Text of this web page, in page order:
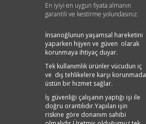
En iyiyi en uygun fiyata almanın
garantili ve kestirme yolundasınız.
İnsanoğlunun yaşamsal hareketini
yaparken hijyen ve güven olarak
korunmaya ihtiyaç duyar.
Tek kullanımlık ürünler vücudun iç
ve dış tehlikelere karşı korunmada
üstün bir hizmet sağlar.
İş güvenliği çalışanın yaptığı işi ile
doğru orantılıdır.Yapılan işin
riskine göre donanım sahibi